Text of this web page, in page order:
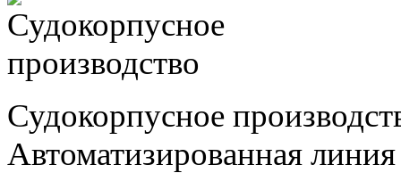
Судокорпусное
Автоматизированная